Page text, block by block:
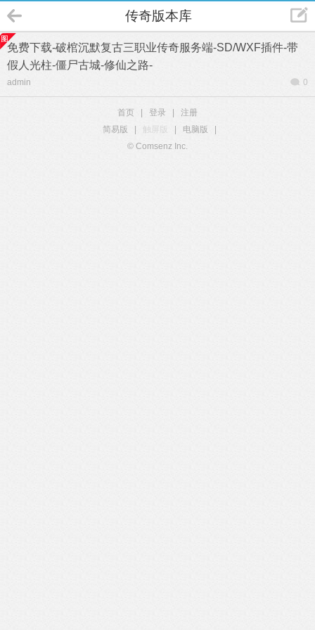
传奇版本库
免费下载-破棺沉默复古三职业传奇服务端-SD/WXF插件-带
假人光柱-僵尸古城-修仙之路-
admin 0
首页 登录
注册
简易版
触屏版 电脑版
© Comsenz Inc.